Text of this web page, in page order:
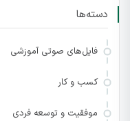
دسته‌ها
فایل‌های صوتی آموزشی
کسب و کار
موفقیت و توسعه فردی